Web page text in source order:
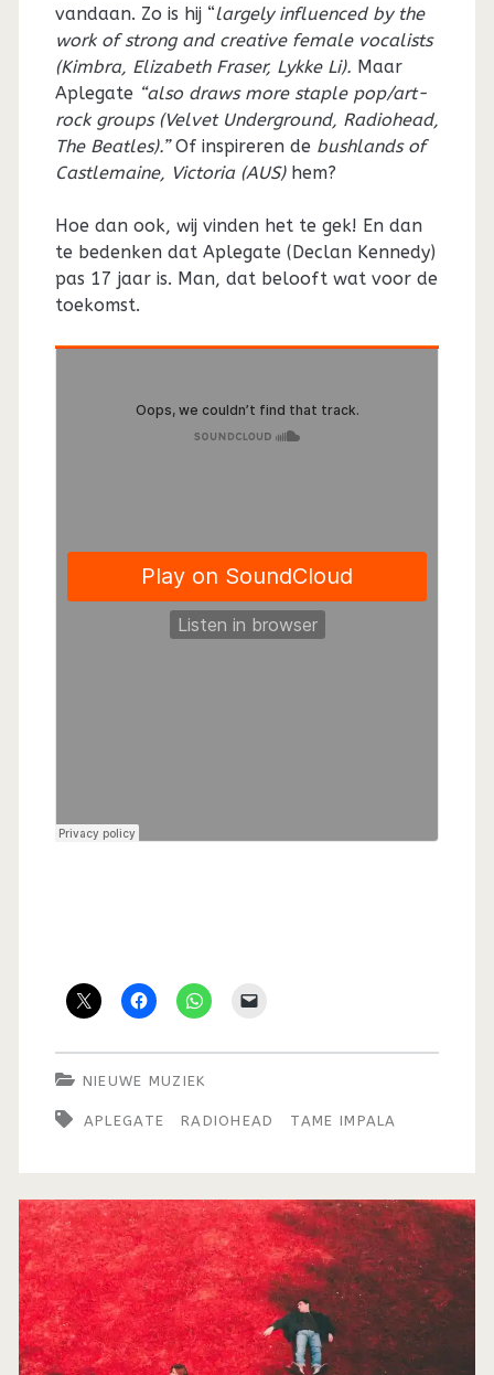
vandaan. Zo is hij “largely influenced by the
work of strong and creative female vocalists
(Kimbra, Elizabeth Fraser, Lykke Li). Maar
Aplegate “also draws more staple pop/art-
rock groups (Velvet Underground, Radiohead,
The Beatles).”Of inspireren de bushlands of
Castlemaine, Victoria (AUS) hem?
Hoe dan ook, wij vinden het te gek! En dan
te bedenken dat Aplegate (Declan Kennedy)
pas 17 jaar is. Man, dat belooft wat voor de
toekomst.
NIEUWE MUZIEK
APLEGATE RADIOHEAD TAME IMPALA